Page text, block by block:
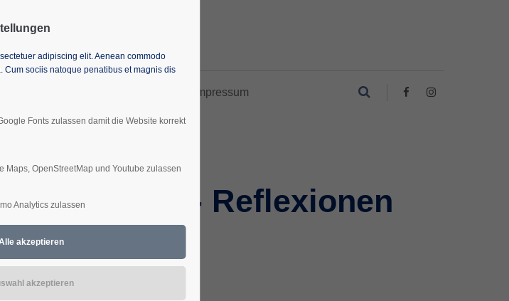
Impressum
- Ideen - Reflexionen
adipiscing elit. Aenean commodo
Cum sociis natoque penatibus et magnis dis
Fonts zulassen damit die Website korrekt
Maps, OpenStreetMap und Youtube zulassen
Analytics zulassen